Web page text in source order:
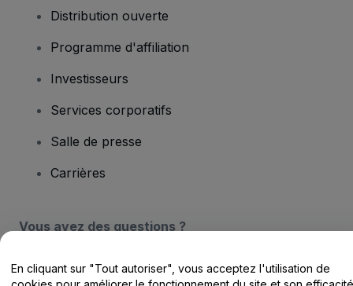
Distribution ouverte
Programme d'affiliation
Investisseurs
Services corporatifs
Salle de presse
Carrières
Vous avez des questions ?
Centre d'assistance / Nous contacter
En cliquant sur "Tout autoriser", vous acceptez l'utilisation de